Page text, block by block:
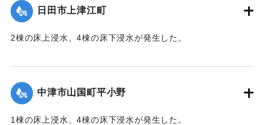
（第 37 報）】
｜固有コード:01215050
日田市上津江町
2棟の床上浸水、4棟の床下浸水が発生した。
｜固有コード:
中津市山国町平小野
1棟の床上浸水、4棟の床下浸水が発生した。